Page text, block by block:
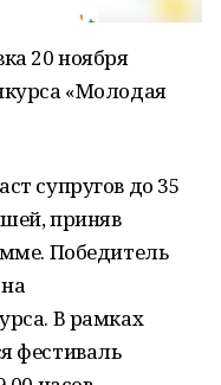
20 ноября
«Молодая
супругов до 35
приняв
Победитель
В рамках
фестиваль